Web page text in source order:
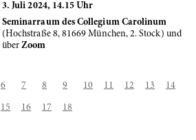
3. Juli 2024, 14.15 Uhr
Seminarraum des Collegium Carolinum
(Hochstraße 8, 81669 München, 2. Stock) und
überZoom
6 7 8 9 10 11 12 13 14
15 16 17 18